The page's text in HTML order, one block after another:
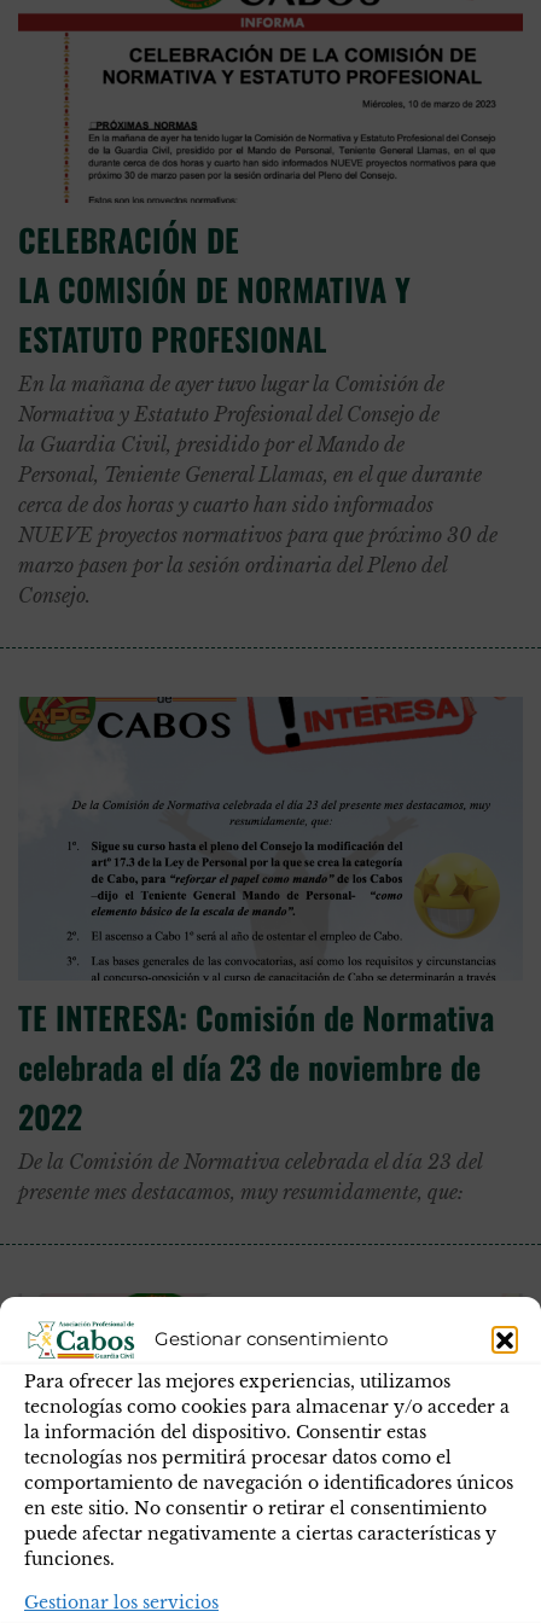
Gestionar consentimiento
Para ofrecer las mejores experiencias, utilizamos
tecnologías como cookies para almacenar y/o acceder a
la información del dispositivo. Consentir estas
tecnologías nos permitirá procesar datos como el
comportamiento de navegación o identificadores únicos
en este sitio. No consentir o retirar el consentimiento
puede afectar negativamente a ciertas características y
funciones.
Gestionar los servicios
CELEBRACIÓN DE
LA COMISIÓN DE NORMATIVA Y
ESTATUTO PROFESIONAL
En la mañana de ayer tuvo lugar la Comisión de
Normativa y Estatuto Profesional del Consejo de
la Guardia Civil, presidido por el Mando de
Personal, Teniente General Llamas, en el que durante
cerca de dos horas y cuarto han sido informados
NUEVE proyectos normativos para que próximo 30 de
marzo pasen por la sesión ordinaria del Pleno del
Consejo.
TE INTERESA: Comisión de Normativa
celebrada el día 23 de noviembre de
2022
De la Comisión de Normativa celebrada el día 23 del
presente mes destacamos, muy resumidamente, que: